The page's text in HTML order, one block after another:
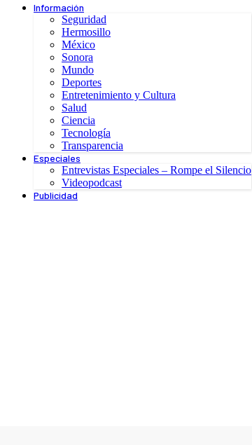
Información
Seguridad
Hermosillo
México
Sonora
Mundo
Deportes
Entretenimiento y Cultura
Salud
Ciencia
Tecnología
Transparencia
Especiales
Entrevistas Especiales – Rompe el Silencio
Videopodcast
Publicidad